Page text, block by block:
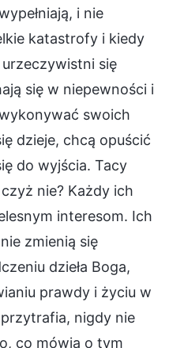
i nie
katastrofy i kiedy
się
się w niepewności i
swoich
dzieje, chcą opuścić
do wyjścia. Tacy
nie? Każdy ich
interesom. Ich
zmienią się
dzieła Boga,
prawdy i życiu w
nigdy nie
co mówią o tym